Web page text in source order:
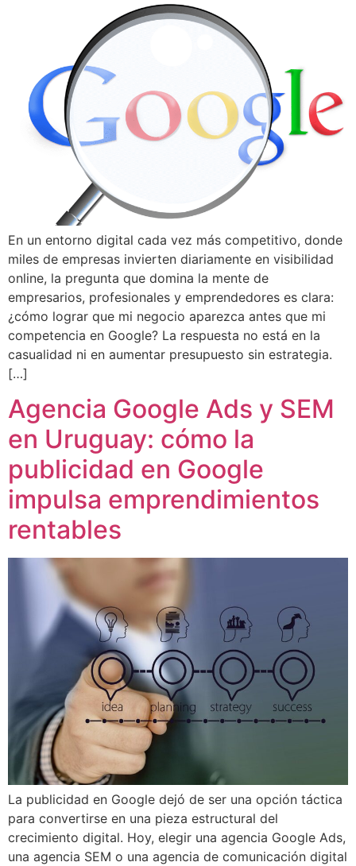
En un entorno digital cada vez más competitivo, donde
miles de empresas invierten diariamente en visibilidad
online, la pregunta que domina la mente de
empresarios, profesionales y emprendedores es clara:
¿cómo lograr que mi negocio aparezca antes que mi
competencia en Google? La respuesta no está en la
casualidad ni en aumentar presupuesto sin estrategia.
[…]
Agencia Google Ads y SEM
en Uruguay: cómo la
publicidad en Google
impulsa emprendimientos
rentables
La publicidad en Google dejó de ser una opción táctica
para convertirse en una pieza estructural del
crecimiento digital. Hoy, elegir una agencia Google Ads,
una agencia SEM o una agencia de comunicación digital